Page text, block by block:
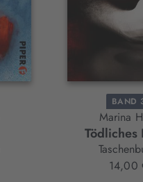
BAND
Marina
Tödliches
14,00